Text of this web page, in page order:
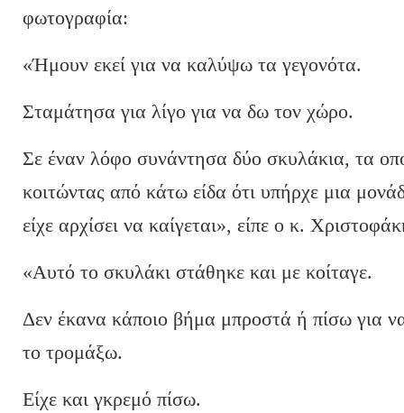
φωτογραφία:
«Ήμουν εκεί για να καλύψω τα γεγονότα.
Σταμάτησα για λίγο για να δω τον χώρο.
Σε έναν λόφο συνάντησα δύο σκυλάκια, τα
κοιτώντας από κάτω είδα ότι υπήρχε μια
είχε αρχίσει να καίγεται», είπε ο κ.
«Αυτό το σκυλάκι στάθηκε και με κοίταγε.
Δεν έκανα κάποιο βήμα μπροστά ή πίσω για
το τρομάξω.
Είχε και γκρεμό πίσω.